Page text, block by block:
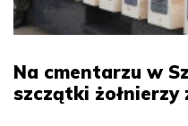
Na cmentarzu w
szczątki żołnierzy